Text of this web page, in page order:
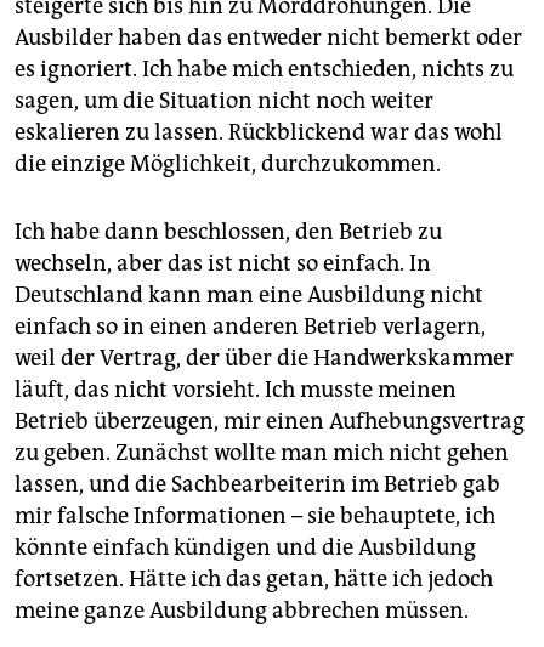
steigerte sich bis hin zu Morddrohungen. Die
Ausbilder haben das entweder nicht bemerkt oder
es ignoriert. Ich habe mich entschieden, nichts zu
sagen, um die Situation nicht noch weiter
eskalieren zu lassen. Rückblickend war das wohl
die einzige Möglichkeit, durchzukommen.
Ich habe dann beschlossen, den Betrieb zu
wechseln, aber das ist nicht so einfach. In
Deutschland kann man eine Ausbildung nicht
einfach so in einen anderen Betrieb verlagern,
weil der Vertrag, der über die Handwerkskammer
läuft, das nicht vorsieht. Ich musste meinen
Betrieb überzeugen, mir einen Aufhebungsvertrag
zu geben. Zunächst wollte man mich nicht gehen
lassen, und die Sachbearbeiterin im Betrieb gab
mir falsche Informationen – sie behauptete, ich
könnte einfach kündigen und die Ausbildung
fortsetzen. Hätte ich das getan, hätte ich jedoch
meine ganze Ausbildung abbrechen müssen.